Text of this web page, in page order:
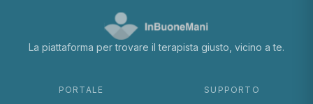
La piattaforma per trovare il terapista giusto, vicino a te.
PORTALE SUPPORTO